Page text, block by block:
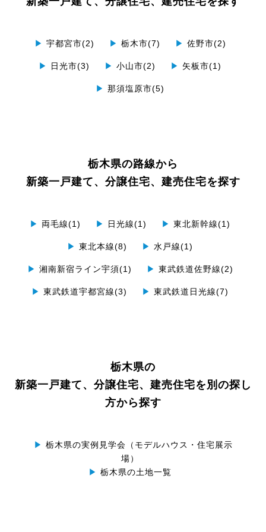
▶ 宇都宮市(2) ▶ 栃木市(7) ▶ 佐野市(2)
▶ 日光市(3) ▶ 小山市(2) ▶ 矢板市(1)
▶ 那須塩原市(5)
栃木県の路線から
新築一戸建て、分譲住宅、建売住宅を探す
▶ 両毛線(1) ▶ 日光線(1) ▶ 東北新幹線(1)
▶ 東北本線(8) ▶ 水戸線(1)
▶ 湘南新宿ライン宇須(1) ▶ 東武鉄道佐野線(2)
▶ 東武鉄道宇都宮線(3) ▶ 東武鉄道日光線(7)
栃木県の
新築一戸建て、分譲住宅、建売住宅を別の探し
方から探す
▶ 栃木県の実例見学会（モデルハウス・住宅展示
場）
▶ 栃木県の土地一覧